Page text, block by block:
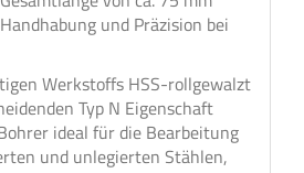
und Präzision bei
Werkstoffs HSS-rollgewalzt
Typ N Eigenschaft
ideal für die Bearbeitung
und unlegierten Stählen,